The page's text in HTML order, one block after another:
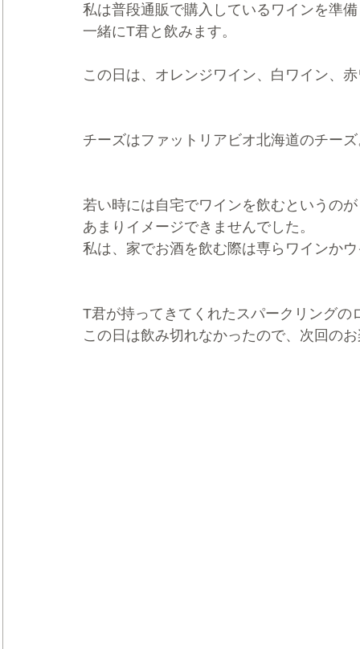
私は普段通販で購入しているワインを準
一緒にT君と飲みます。
この日は、オレンジワイン、白ワイン、
チーズはファットリアビオ北海道のチー
若い時には自宅でワインを飲むというのが
あまりイメージできませんでした。
私は、家でお酒を飲む際は専らワインか
T君が持ってきてくれたスパークリングの
この日は飲み切れなかったので、次回の